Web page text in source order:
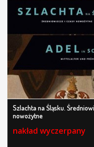
Szlachta na Śląsku.
nowożytne
nakład wyczerpany